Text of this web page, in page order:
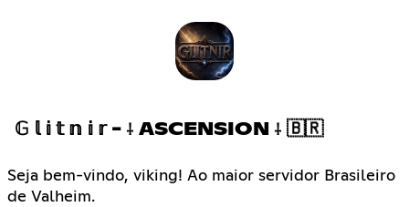
𝔾 𝕝 𝕚 𝕥 𝕟 𝕚 𝕣 - ⸸ ASCENSION ⸸ 🇧🇷
Seja bem-vindo, viking! Ao maior servidor Brasileiro
de Valheim.